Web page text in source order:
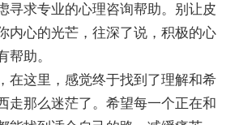
寻求专业的心理咨询帮助。别让皮
内心的光芒，往深了说，积极的心
帮助。
在这里，感觉终于找到了理解和希
走那么迷茫了。希望每一个正在和